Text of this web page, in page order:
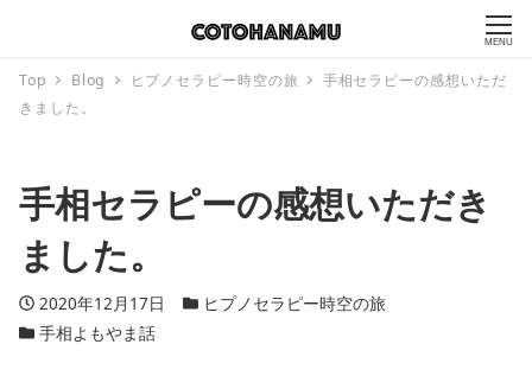
MENU
Top Blog ヒプノセラピー時空の旅
手相セラピーの感想いただ
きました。
手相セラピーの感想いただき
ました。
投稿日
2020年12月17日 カテゴリー
ヒプノセラピー時空の旅
カテゴリー
手相よもやま話